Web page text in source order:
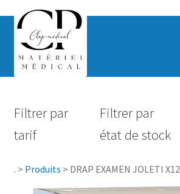
Hygiène
Filtrer par
tarif
Filtrer par
état de stock
. > Produits > DRAP EXAMEN JOLETI X12